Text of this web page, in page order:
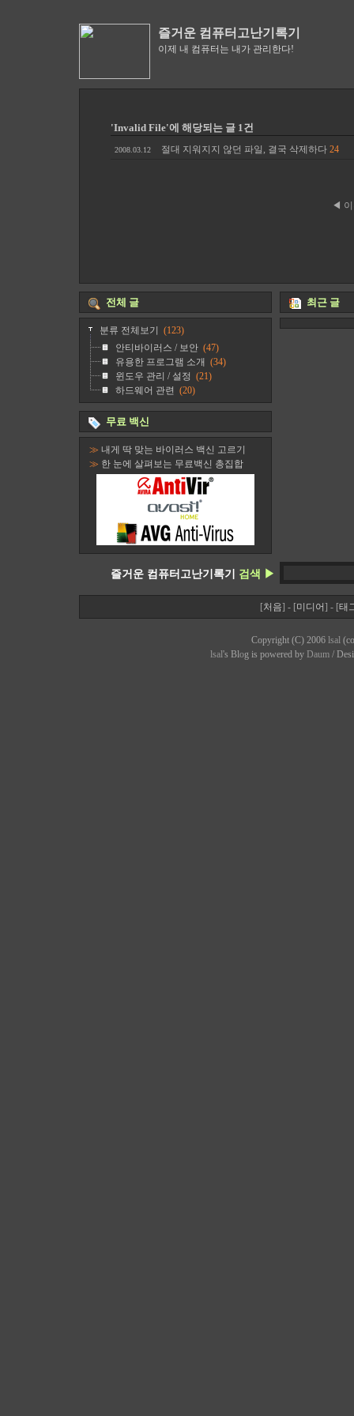
즐거운 컴퓨터고난기록기
이제 내 컴퓨터는 내가 관리한다!
'Invalid File'에 해당되는 글 1건
2008.03.12 절대 지워지지 않던 파일, 결국 삭제하다 24
◀
전체 글
분류 전체보기
(123)
안티바이러스 / 보안 (47)
유용한 프로그램 소개 (34)
윈도우 관리 / 설정 (21)
하드웨어 관련 (20)
무료 백신
≫ 내게 딱 맞는 바이러스 백신 고르기
≫ 한 눈에 살펴보는 무료백신 총집합
최근 글
즐거운 컴퓨터고난기록기 검색 ▶
[처음] - [미디어] - [태
Copyright (C) 2006 lsal
lsal's Blog is powered by Daum/